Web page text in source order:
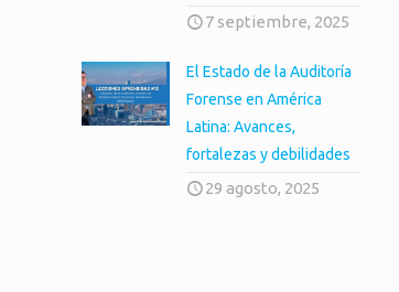
7 septiembre, 2025
El Estado de la Auditoría
Forense en América
Latina: Avances,
fortalezas y debilidades
29 agosto, 2025